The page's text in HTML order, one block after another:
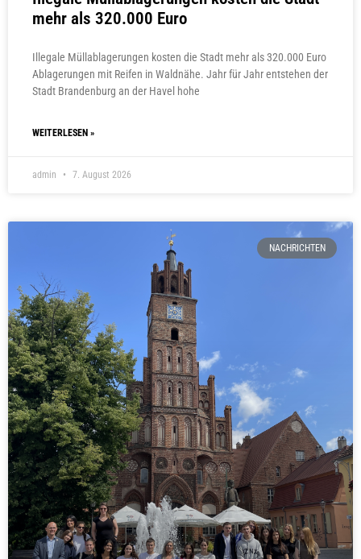
mehr als 320.000 Euro
Illegale Müllablagerungen kosten die Stadt mehr als 320.000 Euro
Ablagerungen mit Reifen in Waldnähe. Jahr für Jahr entstehen der
Stadt Brandenburg an der Havel hohe
WEITERLESEN »
admin 7. August 2026
NACHRICHTEN